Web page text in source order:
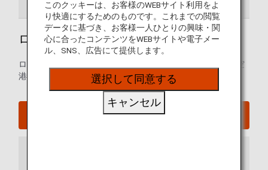
ロンドン - ヒースロー空港ガイド
ロンドン・ヒースロー空港の発着ターミナルマップおよび空
港内に関するその他の情報。
ロンドン - ヒースロー空港ウェブサイト
このクッキーは、お客様のWEBサイト利用をよ
り快適にするためのものです。これまでの閲覧
データに基づき、お客様一人ひとりの興味・関
心に合ったコンテンツをWEBサイトや電子メー
ル、SNS、広告にて提供します。
選択して同意する
キャンセル